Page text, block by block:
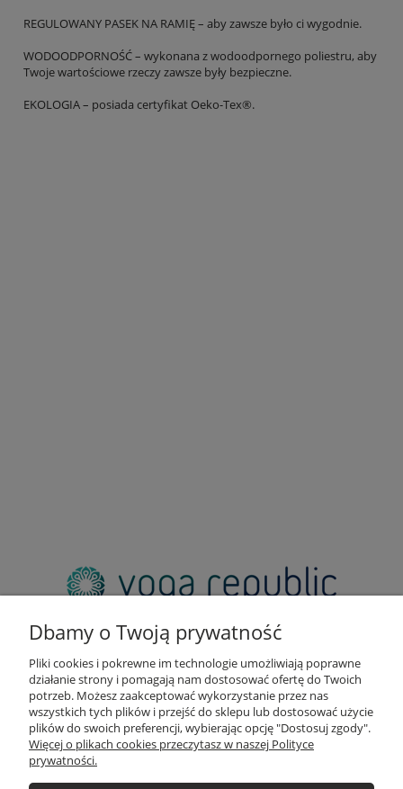
REGULOWANY PASEK NA RAMIĘ – aby zawsze było ci wygodnie.
WODOODPORNOŚĆ – wykonana z wodoodpornego poliestru, aby
Twoje wartościowe rzeczy zawsze były bezpieczne.
EKOLOGIA – posiada certyfikat Oeko-Tex®.
email:
sklep@yogarepublic.pl
telefon:
+48 790 805 853
INFO
Dbamy o Twoją prywatność
Pliki cookies i pokrewne im technologie umożliwiają poprawne
działanie strony i pomagają nam dostosować ofertę do Twoich
potrzeb. Możesz zaakceptować wykorzystanie przez nas
wszystkich tych plików i przejść do sklepu lub dostosować użycie
plików do swoich preferencji, wybierając opcję "Dostosuj zgody".
Więcej o plikach cookies przeczytasz w naszej Polityce
prywatności.